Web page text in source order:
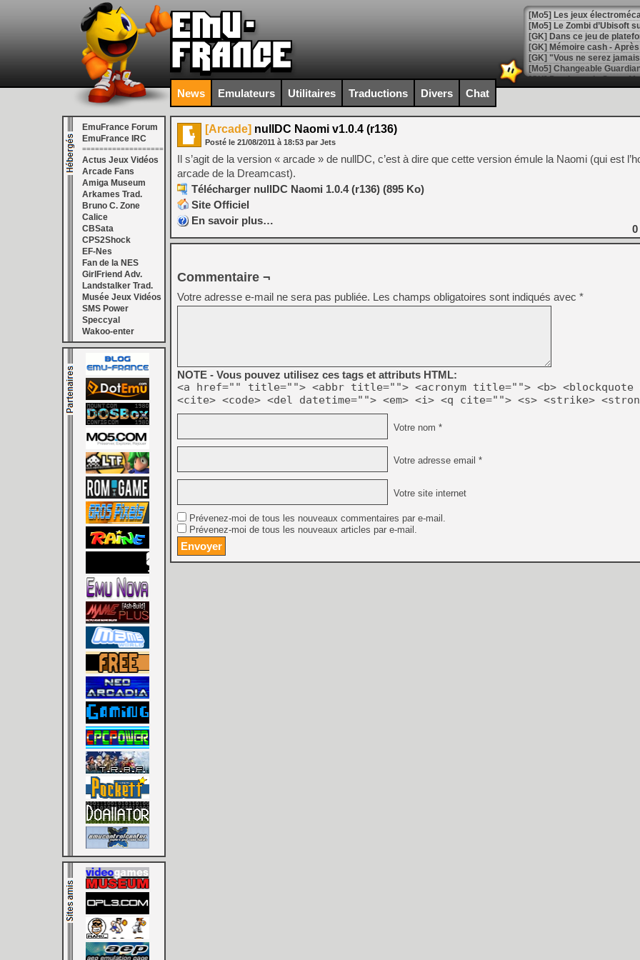
[Mo5] Les jeux
[Mo5] Le Zombi d’Ubisoft
[GK] Dans ce jeu de
[GK] Mémoire cash -
[GK] "Vous ne serez
[Mo5] Changeable
[GK] Des bugs de Super
[LS] [Switch] NSP Auto
[GK] La saga horrifique
[GK] Le portage de Super
[Mo5] Le jeu de course
[GK] Guillermo del Toro
[GK] Mistfall Hunter : déjà
[GK] Wo Long 2 évolue
[GK] Crossfire : un TPS à
[LS] [PS5] Premiers
[Mo5] DOOM arrive en
[GK] Bethesda fête les 30
[GK] Roblox : l'action en
[GK] Agenda - GeForce
[LS] [PS5] ps5-y2jb-
[GK] Pourquoi Marvel
[GK] Test : Restory : Chill
[GK] Un mod transforme
[GK] Diddy Kong Racing,
News Emulateurs Utilitaires Traductions Divers Chat
EmuFrance Forum
EmuFrance IRC
===================
Actus Jeux Vidéos
Arcade Fans
Amiga Museum
Arkames Trad.
Bruno C. Zone
Calice
CBSata
CPS2Shock
EF-Nes
Fan de la NES
GirlFriend Adv.
Landstalker Trad.
Musée Jeux Vidéos
SMS Power
Speccyal
Wakoo-enter
[Arcade] nullDC Naomi v1.0.4 (r136)
Posté le 21/08/2011 à 18:53 par Jets
Il s’agit de la version « arcade » de nullDC, c’est à dire que cette version émule la Naomi (qui est
arcade de la Dreamcast).
Télécharger nullDC Naomi 1.0.4 (r136) (895 Ko)
Site Officiel
En savoir plus…
0
Commentaire ¬
Votre adresse e-mail ne sera pas publiée. Les champs obligatoires sont indiqués avec *
NOTE - Vous pouvez utilisez ces tags et attributs HTML:
<a href="" title=""> <abbr title=""> <acronym title=""> <b> <blockquote
<cite> <code> <del datetime=""> <em> <i> <q cite=""> <s> <strike>
Votre nom *
Votre adresse email *
Votre site internet
Prévenez-moi de tous les nouveaux commentaires par e-mail.
Prévenez-moi de tous les nouveaux articles par e-mail.